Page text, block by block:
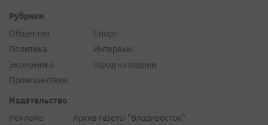
Рубрики
Общество
Политика
Экономика
Происшествия
Спорт
Интервью
Город на ладони
Издательство
Реклама
Архив газеты "Владивосток"